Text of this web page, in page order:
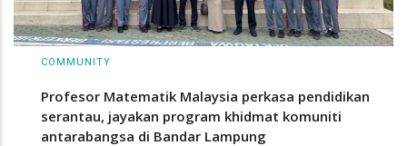
COMMUNITY
Profesor Matematik Malaysia perkasa pendidikan
serantau, jayakan program khidmat komuniti
antarabangsa di Bandar Lampung